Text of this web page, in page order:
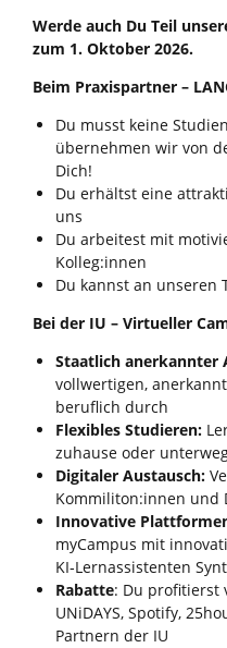
Werde auch Du Teil
zum 1. Oktober 2026.
Beim Praxispartner –
Du musst keine
übernehmen wir von
Dich!
Du erhältst eine
uns
Du arbeitest mit
Kolleg:innen
Du kannst an unseren
Bei der IU – Virtueller
Staatlich anerkannter
vollwertigen,
beruflich durch
Flexibles Studieren:
zuhause oder
Digitaler Austausch:
Kommiliton:innen und
Innovative
myCampus mit
KI‑Lernassistenten
Rabatte: Du profitierst
UNiDAYS, Spotify,
Partnern der IU